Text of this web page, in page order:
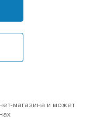
магазина и может